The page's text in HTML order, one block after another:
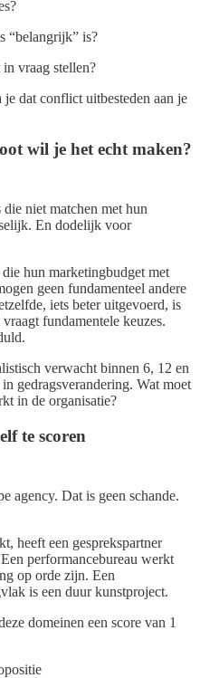
“belangrijk” is?
vraag stellen?
dat conflict uitbesteden aan je
wil je het echt maken?
niet matchen met hun
En dodelijk voor
hun marketingbudget met
geen fundamenteel andere
iets beter uitgevoerd, is
fundamentele keuzes.
verwacht binnen 6, 12 en
gedragsverandering. Wat moet
in de organisatie?
te scoren
agency. Dat is geen schande.
heeft een gesprekspartner
performancebureau werkt
op orde zijn. Een
is een duur kunstproject.
domeinen een score van 1